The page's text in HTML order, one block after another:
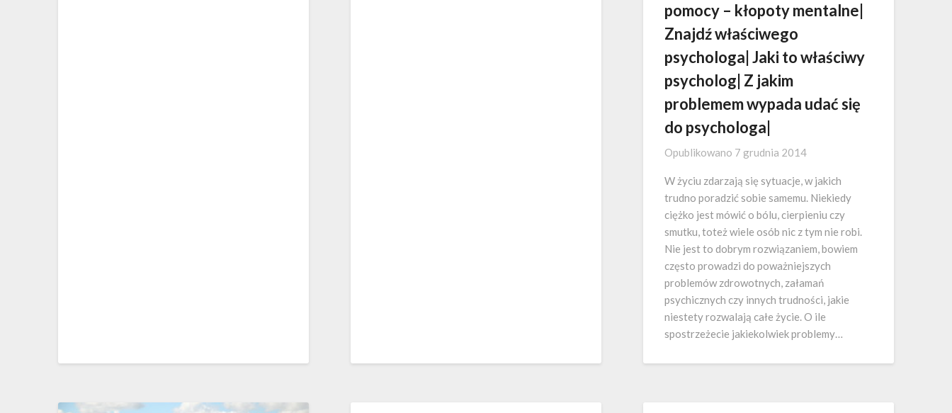
pomocy – kłopoty mentalne|
Znajdź właściwego
psychologa| Jaki to właściwy
psycholog| Z jakim
problemem wypada udać się
do psychologa|
Opublikowano 7 grudnia 2014
W życiu zdarzają się sytuacje, w jakich
trudno poradzić sobie samemu. Niekiedy
ciężko jest mówić o bólu, cierpieniu czy
smutku, toteż wiele osób nic z tym nie robi.
Nie jest to dobrym rozwiązaniem, bowiem
często prowadzi do poważniejszych
problemów zdrowotnych, załamań
psychicznych czy innych trudności, jakie
niestety rozwalają całe życie. O ile
spostrzeżecie jakiekolwiek problemy…